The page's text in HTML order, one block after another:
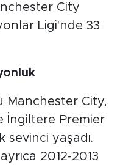
City
Ligi'nde 33
Manchester City,
İngiltere Premier
sevinci yaşadı.
2012-2013